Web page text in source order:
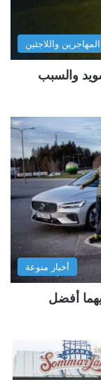
واللاجئين
والسبب
أخبار منوعة
أفضل